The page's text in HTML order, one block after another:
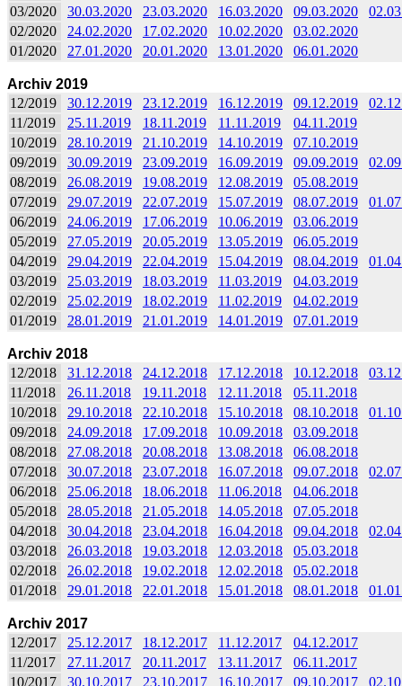
03/2020
30.03.2020 23.03.2020 16.03.2020 09.03.2020
02/2020
24.02.2020 17.02.2020 10.02.2020
03.02.2020
01/2020
27.01.2020 20.01.2020 13.01.2020 06.01.2020
Archiv 2019
12/2019
30.12.2019 23.12.2019 16.12.2019 09.12.2019
11/2019
25.11.2019 18.11.2019 11.11.2019
04.11.2019
10/2019
28.10.2019 21.10.2019 14.10.2019
07.10.2019
09/2019
30.09.2019 23.09.2019 16.09.2019 09.09.2019
08/2019
26.08.2019 19.08.2019 12.08.2019
05.08.2019
07/2019
29.07.2019 22.07.2019 15.07.2019 08.07.2019
06/2019
24.06.2019 17.06.2019 10.06.2019
03.06.2019
05/2019
27.05.2019 20.05.2019 13.05.2019
06.05.2019
04/2019
29.04.2019 22.04.2019 15.04.2019 08.04.2019
03/2019
25.03.2019 18.03.2019 11.03.2019
04.03.2019
02/2019
25.02.2019 18.02.2019 11.02.2019
04.02.2019
01/2019
28.01.2019 21.01.2019 14.01.2019 07.01.2019
Archiv 2018
12/2018
31.12.2018 24.12.2018 17.12.2018 10.12.2018
11/2018
26.11.2018 19.11.2018 12.11.2018
05.11.2018
10/2018
29.10.2018 22.10.2018 15.10.2018 08.10.2018
09/2018
24.09.2018 17.09.2018 10.09.2018
03.09.2018
08/2018
27.08.2018 20.08.2018 13.08.2018
06.08.2018
07/2018
30.07.2018 23.07.2018 16.07.2018 09.07.2018
06/2018
25.06.2018 18.06.2018 11.06.2018
04.06.2018
05/2018
28.05.2018 21.05.2018 14.05.2018
07.05.2018
04/2018
30.04.2018 23.04.2018 16.04.2018 09.04.2018
03/2018
26.03.2018 19.03.2018 12.03.2018
05.03.2018
02/2018
26.02.2018 19.02.2018 12.02.2018
05.02.2018
01/2018
29.01.2018 22.01.2018 15.01.2018 08.01.2018
Archiv 2017
12/2017
25.12.2017 18.12.2017 11.12.2017
04.12.2017
11/2017
27.11.2017 20.11.2017 13.11.2017
06.11.2017
10/2017
30.10.2017 23.10.2017 16.10.2017 09.10.2017